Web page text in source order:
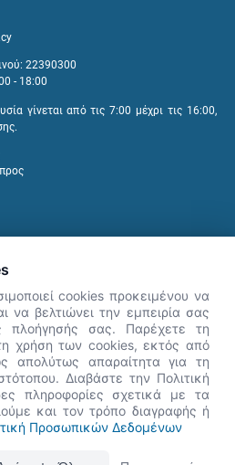
22390300
- 18:00
γίνεται από τις 7:00 μέχρι τις 16:00,
με τις νεότερες εκδόσεις, Google Chrome, Mozilla Firefox,
ήρθες! Είμαι η Νόησις.
πώς μπορώ να σε βοηθήσω
cookies προκειμένου να
να βελτιώνει την εμπειρία σας
πλοήγησής σας. Παρέχετε τη
χρήση των cookies, εκτός από
απολύτως απαραίτητα για τη
Διαβάστε την Πολιτική
πληροφορίες σχετικά με τα
και τον τρόπο διαγραφής ή
Προσωπικών Δεδομένων